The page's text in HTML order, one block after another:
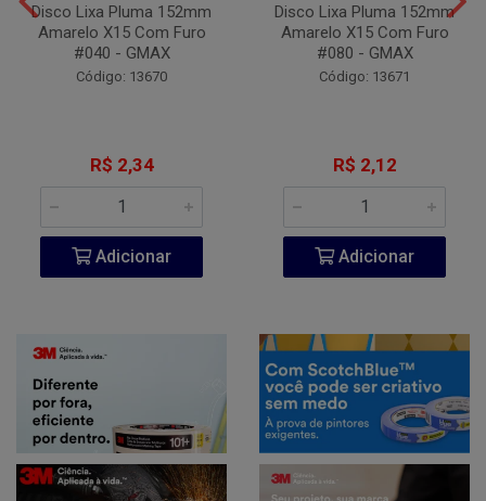
Disco Lixa Pluma 152mm
Amarelo X15 Com Furo
#040 - GMAX
Código: 13670
R$ 2,34
Adicionar
Disco Lixa Pluma 152mm
Amarelo X15 Com Furo
#080 - GMAX
Código: 13671
R$ 2,12
Adicionar